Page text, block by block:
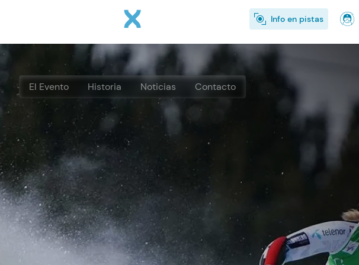
Pasar al contenido principal
Info en pistas
El Evento Historia Noticias Contacto